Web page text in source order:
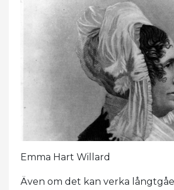
Emma Hart Willard
Även om det kan verka